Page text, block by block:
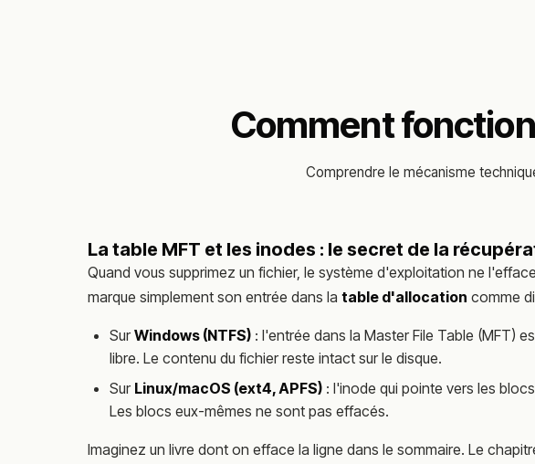
Comment
Comprendre le mécanisme
La table MFT et les inodes : le secret de la
Quand vous supprimez un fichier, le système d'exploitation ne
marque simplement son entrée dans la table d'allocation comme
Sur Windows (NTFS) : l'entrée dans la Master File Table (MFT)
libre. Le contenu du fichier reste intact sur le disque.
Sur Linux/macOS (ext4, APFS) : l'inode qui pointe vers les
Les blocs eux-mêmes ne sont pas effacés.
Imaginez un livre dont on efface la ligne dans le sommaire. Le